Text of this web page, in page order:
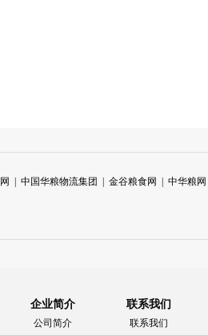
中国华粮物流集团 金谷粮食网 中华粮网
企业简介
公司简介
联系我们
联系我们